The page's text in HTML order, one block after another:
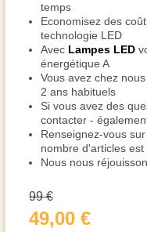
temps
Economisez des
technologie LED
Avec Lampes LED
énergétique A
Vous avez chez
2 ans habituels
Si vous avez des
contacter -
Renseignez-vous
nombre d'articles est
Nous nous
99 €
49,00 €